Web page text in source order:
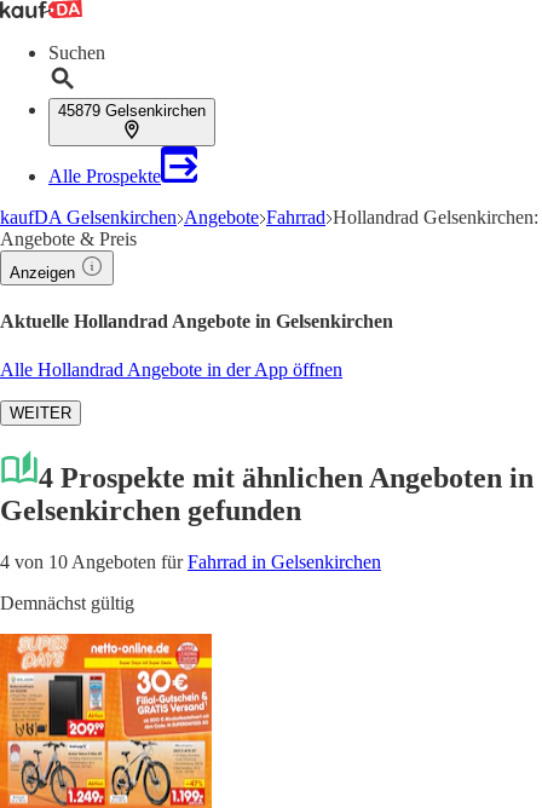
Suchen
45879 Gelsenkirchen
Alle Prospekte
kaufDA Gelsenkirchen Angebote Fahrrad Hollandrad Gelsenkirchen:
Angebote & Preis
Anzeigen
Aktuelle Hollandrad Angebote in Gelsenkirchen
Alle Hollandrad Angebote in der App öffnen
WEITER
4 Prospekte mit ähnlichen Angeboten in
Gelsenkirchen gefunden
4 von 10 Angeboten fürFahrrad in Gelsenkirchen
Demnächst gültig